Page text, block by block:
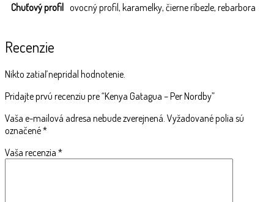
Chuťový profil ovocný profil, karamelky, čierne ríbezle, rebarbora
Recenzie
Nikto zatiaľ nepridal hodnotenie.
Pridajte prvú recenziu pre “Kenya Gatagua – Per Nordby”
Vaša e-mailová adresa nebude zverejnená. Vyžadované polia sú
označené*
Vaša recenzia *